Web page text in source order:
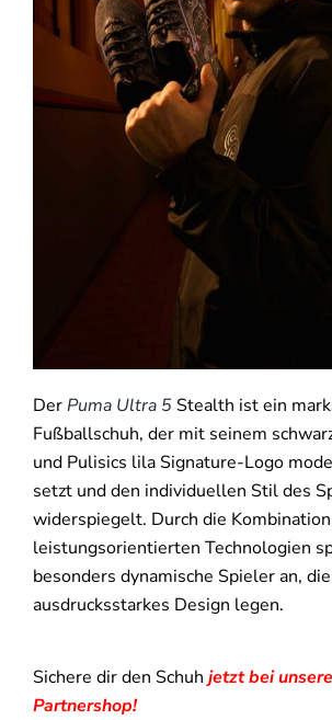
DerPuma Ultra 5Stealth ist ein
Fußballschuh, der mit seinem
und Pulisics lila Signature-Logo
setzt und den individuellen Stil des
widerspiegelt. Durch die
leistungsorientierten Technologien
besonders dynamische Spieler an,
ausdrucksstarkes Design legen.
Sichere dir den Schuhjetzt bei
Partnershop!